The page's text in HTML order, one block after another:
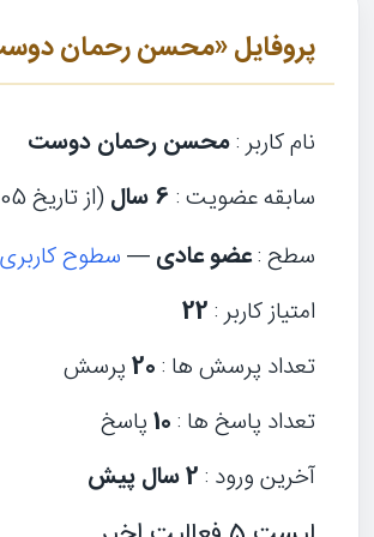
پروفایل «محسن رحمان
نام کاربر :محسن رحمان دوست
سابقه عضویت : 6 سال
(از تاریخ 05-09-1399)
سطح :عضو عادی—سطوح کاربری
امتیاز کاربر :22
تعداد پرسش ها :20پرسش
تعداد پاسخ ها :10پاسخ
آخرین ورود :2 سال پیش